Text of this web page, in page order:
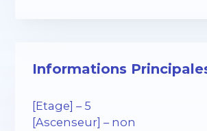
Informations
[Etage] – 5
[Ascenseur] – non